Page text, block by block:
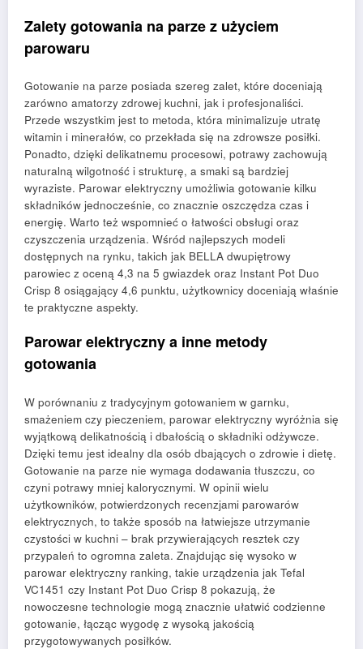
Zalety gotowania na parze z użyciem
parowaru
Gotowanie na parze posiada szereg zalet, które doceniają
zarówno amatorzy zdrowej kuchni, jak i profesjonaliści.
Przede wszystkim jest to metoda, która minimalizuje utratę
witamin i minerałów, co przekłada się na zdrowsze posiłki.
Ponadto, dzięki delikatnemu procesowi, potrawy zachowują
naturalną wilgotność i strukturę, a smaki są bardziej
wyraziste. Parowar elektryczny umożliwia gotowanie kilku
składników jednocześnie, co znacznie oszczędza czas i
energię. Warto też wspomnieć o łatwości obsługi oraz
czyszczenia urządzenia. Wśród najlepszych modeli
dostępnych na rynku, takich jak BELLA dwupiętrowy
parowiec z oceną 4,3 na 5 gwiazdek oraz Instant Pot Duo
Crisp 8 osiągający 4,6 punktu, użytkownicy doceniają właśnie
te praktyczne aspekty.
Parowar elektryczny a inne metody
gotowania
W porównaniu z tradycyjnym gotowaniem w garnku,
smażeniem czy pieczeniem, parowar elektryczny wyróżnia się
wyjątkową delikatnością i dbałością o składniki odżywcze.
Dzięki temu jest idealny dla osób dbających o zdrowie i dietę.
Gotowanie na parze nie wymaga dodawania tłuszczu, co
czyni potrawy mniej kalorycznymi. W opinii wielu
użytkowników, potwierdzonych recenzjami parowarów
elektrycznych, to także sposób na łatwiejsze utrzymanie
czystości w kuchni – brak przywierających resztek czy
przypaleń to ogromna zaleta. Znajdując się wysoko w
parowar elektryczny ranking, takie urządzenia jak Tefal
VC1451 czy Instant Pot Duo Crisp 8 pokazują, że
nowoczesne technologie mogą znacznie ułatwić codzienne
gotowanie, łącząc wygodę z wysoką jakością
przygotowywanych posiłków.